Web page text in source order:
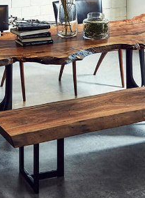
WEBカタログ